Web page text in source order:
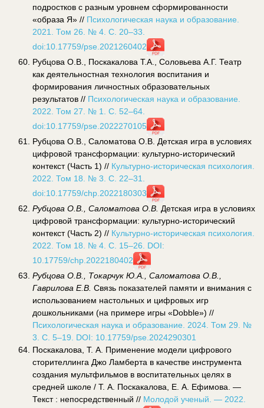
подростков с разным уровнем сформированности
«образа Я» // Психологическая наука и образование.
2021. Том 26. № 4. С. 20–33.
doi:10.17759/pse.2021260402
Рубцова О.В., Поскакалова Т.А., Соловьева А.Г. Театр
как деятельностная технология воспитания и
формирования личностных образовательных
результатов // Психологическая наука и образование.
2022. Том 27. № 1. С. 52–64.
doi:10.17759/pse.2022270105
Рубцова О.В., Саломатова О.В. Детская игра в условиях
цифровой трансформации: культурно-исторический
контекст (Часть 1) // Культурно-историческая психология.
2022. Том 18. № 3. С. 22–31.
doi:10.17759/chp.2022180303
Рубцова О.В., Саломатова О.В. Детская игра в условиях
цифровой трансформации: культурно-исторический
контекст (Часть 2) // Культурно-историческая психология.
2022. Том 18. № 4. С. 15–26. DOI:
10.17759/chp.2022180402
Рубцова О.В., Токарчук Ю.А., Саломатова О.В.,
Гаврилова Е.В. Связь показателей памяти и внимания с
использованием настольных и цифровых игр
дошкольниками (на примере игры «Dobble») //
Психологическая наука и образование. 2024. Том 29. №
3. С. 5–19. DOI: 10.17759/pse.2024290301
Поскакалова, Т. А. Применение модели цифрового
сторителлинга Джо Ламберта в качестве инструмента
создания мультфильмов в воспитательных целях в
средней школе / Т. А. Поскакалова, Е. А. Ефимова. —
Текст : непосредственный // Молодой ученый. — 2022.